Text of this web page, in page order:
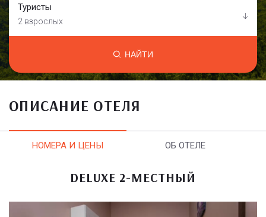
Туристы
2 взрослых
НАЙТИ
ОПИСАНИЕ ОТЕЛЯ
НОМЕРА И ЦЕНЫ ОБ ОТЕЛЕ
DELUXE 2-МЕСТНЫЙ